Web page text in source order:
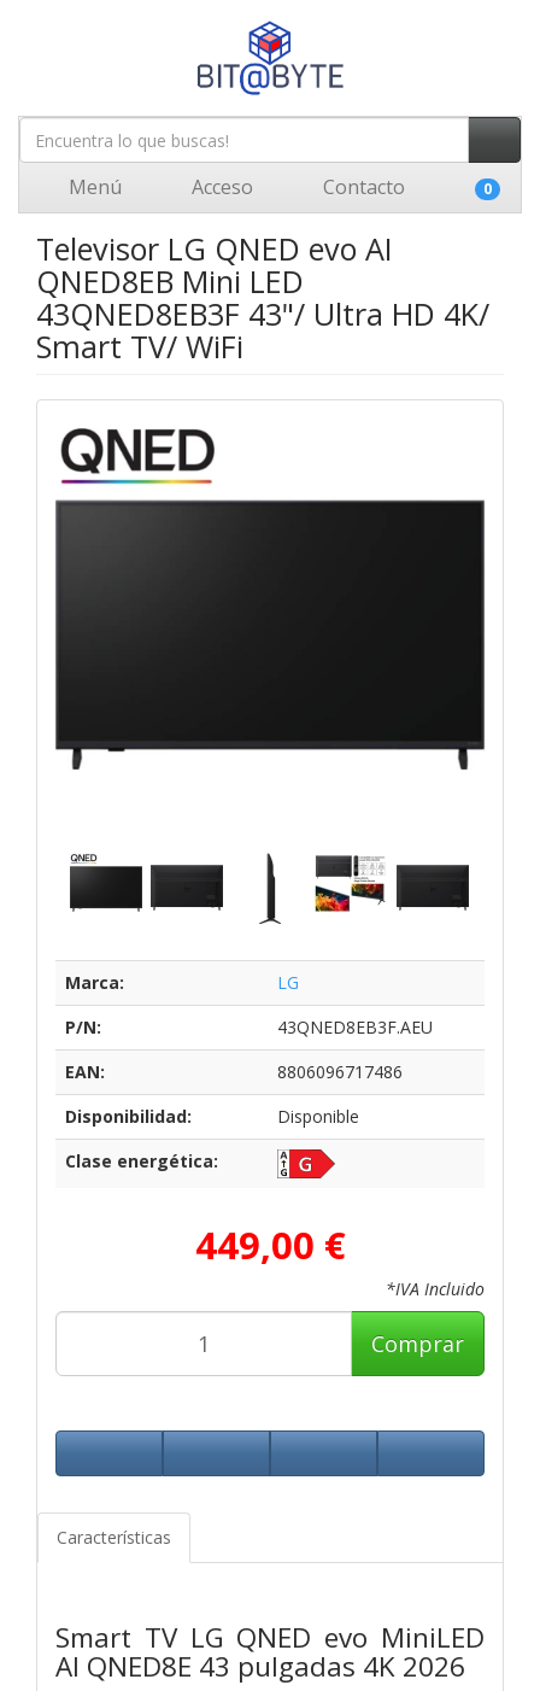
Menú Acceso Contacto 0
Televisor LG QNED evo AI
QNED8EB Mini LED
43QNED8EB3F 43"/ Ultra HD 4K/
Smart TV/ WiFi
Marca:
LG
P/N:
43QNED8EB3F.AEU
EAN:
8806096717486
Disponibilidad:
Disponible
Clase energética:
449,00 €
*IVA Incluido
Comprar
Características
Smart TV LG QNED evo MiniLED
AI QNED8E 43 pulgadas 4K 2026